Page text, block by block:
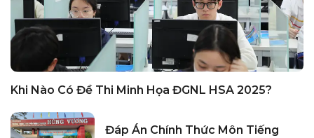
Khi Nào Có Đề Thi Minh Họa ĐGNL HSA 2025?
Đáp Án Chính Thức Môn Tiếng